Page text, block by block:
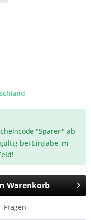
"Sparen" ab
bei Eingabe im
Warenkorb
Fragen